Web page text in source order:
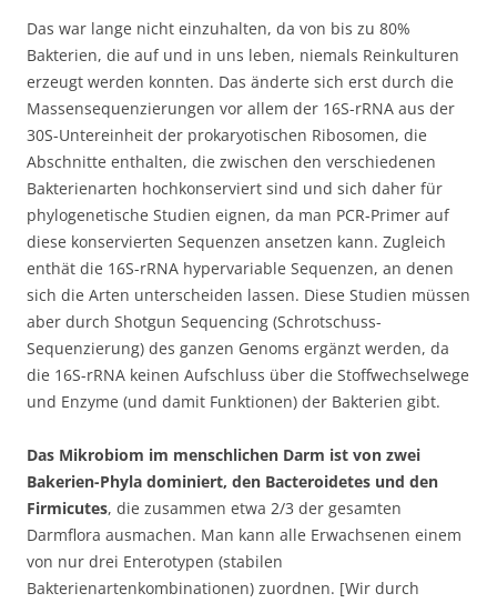
Das war lange nicht einzuhalten, da von bis zu 80%
Bakterien, die auf und in uns leben, niemals Reinkulturen
erzeugt werden konnten. Das änderte sich erst durch die
Massensequenzierungen vor allem der 16S-rRNA aus der
30S-Untereinheit der prokaryotischen Ribosomen, die
Abschnitte enthalten, die zwischen den verschiedenen
Bakterienarten hochkonserviert sind und sich daher für
phylogenetische Studien eignen, da man PCR-Primer auf
diese konservierten Sequenzen ansetzen kann. Zugleich
enthät die 16S-rRNA hypervariable Sequenzen, an denen
sich die Arten unterscheiden lassen. Diese Studien müssen
aber durch Shotgun Sequencing (Schrotschuss-
Sequenzierung) des ganzen Genoms ergänzt werden, da
die 16S-rRNA keinen Aufschluss über die Stoffwechselwege
und Enzyme (und damit Funktionen) der Bakterien gibt.
Das Mikrobiom im menschlichen Darm ist von zwei
Bakerien-Phyla dominiert, den Bacteroidetes und den
Firmicutes, die zusammen etwa 2/3 der gesamten
Darmflora ausmachen. Man kann alle Erwachsenen einem
von nur drei Enterotypen (stabilen
Bakterienartenkombinationen) zuordnen. [Wir durch